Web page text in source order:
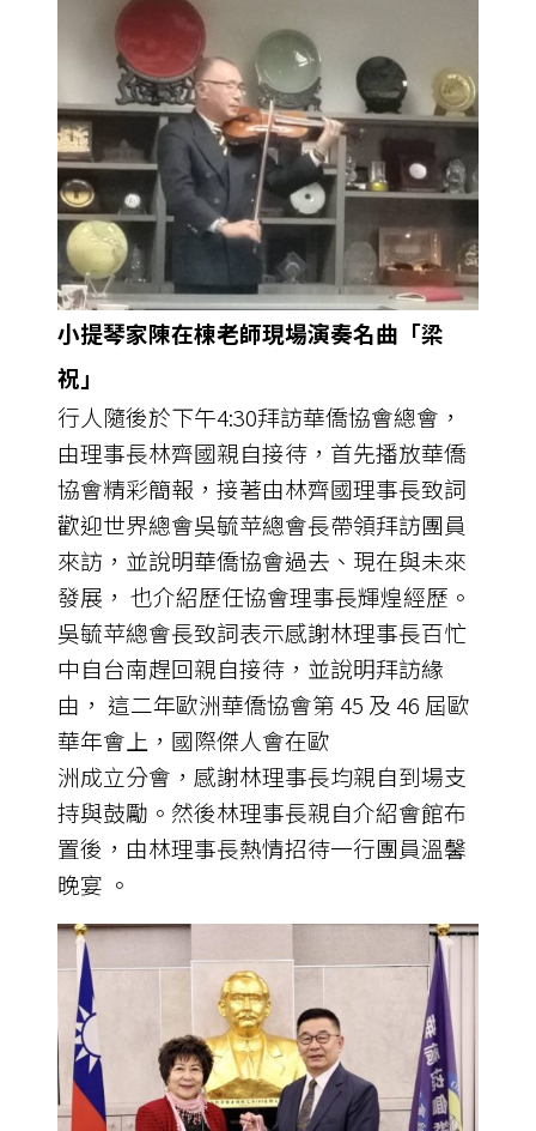
小提琴家陳在棟老師現場演奏名曲「梁
祝」
行人隨後於下午4:30拜訪華僑協會總會，
由理事長林齊國親自接待，首先播放華僑
協會精彩簡報，接著由林齊國理事長致詞
歡迎世界總會吳毓苹總會長帶領拜訪團員
來訪，並說明華僑協會過去、現在與未來
發展， 也介紹歷任協會理事長輝煌經歷。
吳毓苹總會長致詞表示感謝林理事長百忙
中自台南趕回親自接待，並說明拜訪緣
由， 這二年歐洲華僑協會第 45 及 46 屆歐
華年會上，國際傑人會在歐
洲成立分會，感謝林理事長均親自到場支
持與鼓勵。然後林理事長親自介紹會館布
置後，由林理事長熱情招待一行團員溫馨
晚宴 。